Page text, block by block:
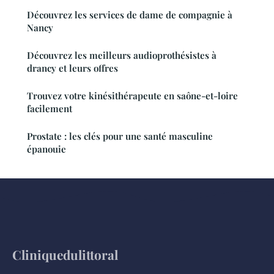
Découvrez les services de dame de compagnie à
Nancy
Découvrez les meilleurs audioprothésistes à
drancy et leurs offres
Trouvez votre kinésithérapeute en saône-et-loire
facilement
Prostate : les clés pour une santé masculine
épanouie
Cliniquedulittoral